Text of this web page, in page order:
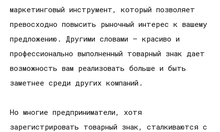
маркетинговый инструмент, который позволяет
превосходно повысить рыночный интерес к вашему
предложению. Другими словами – красиво и
профессионально выполненный товарный знак дает
возможность вам реализовать больше и быть
заметнее среди других компаний.
Но многие предприниматели, хотя
зарегистрировать товарный знак, сталкиваются с